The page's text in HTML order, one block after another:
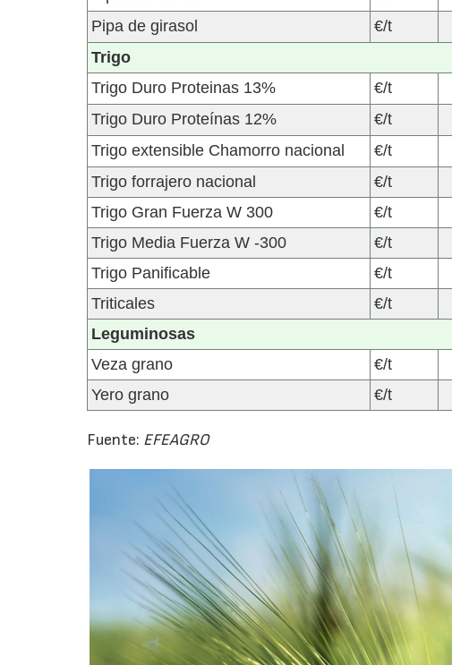
Pipa de girasol
€/t
Trigo
Trigo Duro Proteinas 13%
€/t
Trigo Duro Proteínas 12%
€/t
Trigo extensible Chamorro nacional
€/t
Trigo forrajero nacional
€/t
Trigo Gran Fuerza W 300
€/t
Trigo Media Fuerza W -300
€/t
Trigo Panificable
€/t
Triticales
€/t
Leguminosas
Veza grano
€/t
Yero grano
€/t
Fuente: EFEAGRO